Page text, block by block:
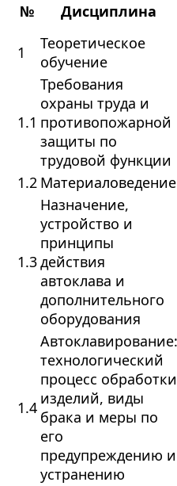
№ Дисциплина
1
Теоретическое
обучение
1.1
Требования
охраны труда и
противопожарной
защиты по
трудовой функции
1.2 Материаловедение
1.3
Назначение,
устройство и
принципы
действия
автоклава и
дополнительного
оборудования
1.4
Автоклавирование:
технологический
процесс обработки
изделий, виды
брака и меры по
его
предупреждению и
устранению